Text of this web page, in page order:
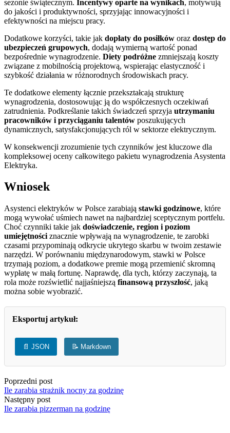
sezonie świątecznym. Incentywy oparte na wynikach, motywują
do jakości i produktywności, sprzyjając innowacyjności i
efektywności na miejscu pracy.
Dodatkowe korzyści, takie jak dopłaty do posiłków oraz dostęp do
ubezpieczeń grupowych, dodają wymierną wartość ponad
bezpośrednie wynagrodzenie. Diety podróżne zmniejszają koszty
związane z mobilnością projektową, wspierając elastyczność i
szybkość działania w różnorodnych środowiskach pracy.
Te dodatkowe elementy łącznie przekształcają strukturę
wynagrodzenia, dostosowując ją do współczesnych oczekiwań
zatrudnienia. Podkreślanie takich świadczeń sprzyja utrzymaniu
pracowników i przyciąganiu talentów poszukujących
dynamicznych, satysfakcjonujących ról w sektorze elektrycznym.
W konsekwencji zrozumienie tych czynników jest kluczowe dla
kompleksowej oceny całkowitego pakietu wynagrodzenia Asystenta
Elektryka.
Wniosek
Asystenci elektryków w Polsce zarabiają stawki godzinowe, które
mogą wywołać uśmiech nawet na najbardziej sceptycznym portfelu.
Choć czynniki takie jak doświadczenie, region i poziom
umiejętności znacznie wpływają na wynagrodzenie, te zarobki
czasami przypominają odkrycie ukrytego skarbu w twoim zestawie
narzędzi. W porównaniu międzynarodowym, stawki w Polsce
trzymają poziom, a dodatkowe premie mogą przemienić skromną
wypłatę w małą fortunę. Naprawdę, dla tych, którzy zaczynają, ta
rola może rozświetlić najjaśniejszą finansową przyszłość, jaką
można sobie wyobrazić.
Eksportuj artykuł:
📄 JSON 📝 Markdown
Poprzedni post
Ile zarabia strażnik nocny za godzinę
Następny post
Ile zarabia pizzerman na godzinę